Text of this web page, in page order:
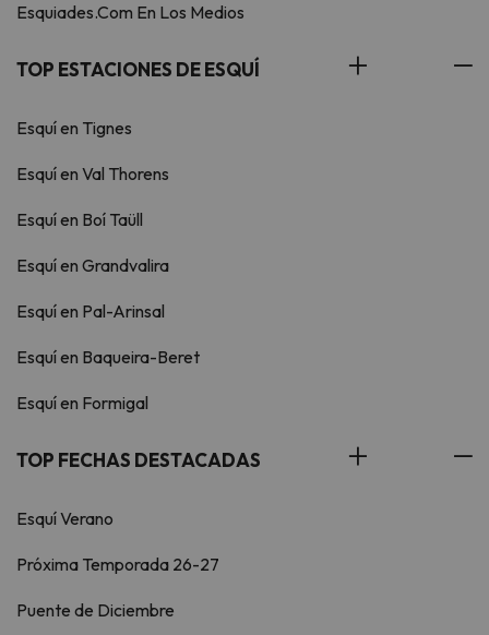
Esquiades.Com En Los Medios
TOP ESTACIONES DE ESQUÍ
Esquí en Tignes
Esquí en Val Thorens
Esquí en Boí Taüll
Esquí en Grandvalira
Esquí en Pal-Arinsal
Esquí en Baqueira-Beret
Esquí en Formigal
TOP FECHAS DESTACADAS
Esquí Verano
Próxima Temporada 26-27
Puente de Diciembre